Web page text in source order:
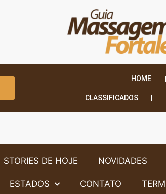
HOME
CLASSIFICADOS
STORIES DE HOJE NOVIDADES
ESTADOS CONTATO